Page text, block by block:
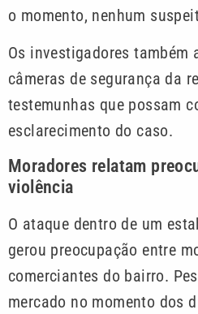
o momento, nenhum
Os investigadores também
câmeras de segurança da
testemunhas que possam
esclarecimento do caso.
Moradores relatam
violência
O ataque dentro de um
gerou preocupação entre
comerciantes do bairro.
mercado no momento dos